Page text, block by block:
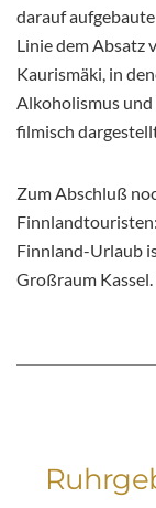
darauf
Linie dem Absatz
Kaurismäki, in
Alkoholismus
filmisch
Zum Abschluß
Finnland-Urlaub
Großraum Kassel.